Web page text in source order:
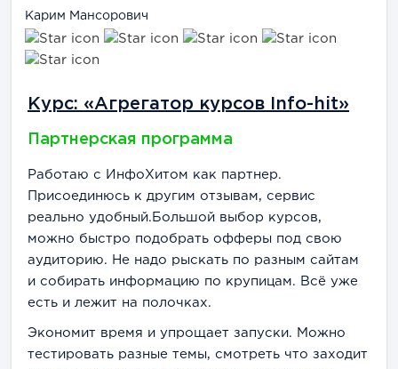
Карим Мансорович
Курс: «Агрегатор курсов Info-hit»
Партнерская программа
Работаю с ИнфоХитом как партнер.
Присоединюсь к другим отзывам, сервис
реально удобный.Большой выбор курсов,
можно быстро подобрать офферы под свою
аудиторию. Не надо рыскать по разным сайтам
и собирать информацию по крупицам. Всё уже
есть и лежит на полочках.
Экономит время и упрощает запуски. Можно
тестировать разные темы, смотреть что заходит